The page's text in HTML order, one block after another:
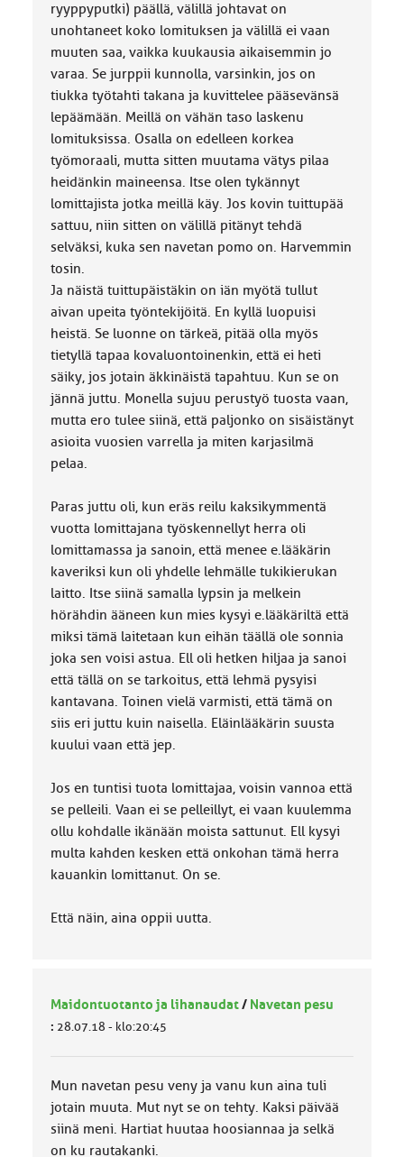
ryyppyputki) päällä, välillä johtavat on
unohtaneet koko lomituksen ja välillä ei vaan
muuten saa, vaikka kuukausia aikaisemmin jo
varaa. Se jurppii kunnolla, varsinkin, jos on
tiukka työtahti takana ja kuvittelee pääsevänsä
lepäämään. Meillä on vähän taso laskenu
lomituksissa. Osalla on edelleen korkea
työmoraali, mutta sitten muutama vätys pilaa
heidänkin maineensa. Itse olen tykännyt
lomittajista jotka meillä käy. Jos kovin tuittupää
sattuu, niin sitten on välillä pitänyt tehdä
selväksi, kuka sen navetan pomo on. Harvemmin
tosin.
Ja näistä tuittupäistäkin on iän myötä tullut
aivan upeita työntekijöitä. En kyllä luopuisi
heistä. Se luonne on tärkeä, pitää olla myös
tietyllä tapaa kovaluontoinenkin, että ei heti
säiky, jos jotain äkkinäistä tapahtuu. Kun se on
jännä juttu. Monella sujuu perustyö tuosta vaan,
mutta ero tulee siinä, että paljonko on sisäistänyt
asioita vuosien varrella ja miten karjasilmä
pelaa.
Paras juttu oli, kun eräs reilu kaksikymmentä
vuotta lomittajana työskennellyt herra oli
lomittamassa ja sanoin, että menee e.lääkärin
kaveriksi kun oli yhdelle lehmälle tukikierukan
laitto. Itse siinä samalla lypsin ja melkein
hörähdin ääneen kun mies kysyi e.lääkäriltä että
miksi tämä laitetaan kun eihän täällä ole sonnia
joka sen voisi astua. Ell oli hetken hiljaa ja sanoi
että tällä on se tarkoitus, että lehmä pysyisi
kantavana. Toinen vielä varmisti, että tämä on
siis eri juttu kuin naisella. Eläinlääkärin suusta
kuului vaan että jep.
Jos en tuntisi tuota lomittajaa, voisin vannoa että
se pelleili. Vaan ei se pelleillyt, ei vaan kuulemma
ollu kohdalle ikänään moista sattunut. Ell kysyi
multa kahden kesken että onkohan tämä herra
kauankin lomittanut. On se.
Että näin, aina oppii uutta.
Maidontuotanto ja lihanaudat/ Navetan pesu
: 28.07.18 - klo:20:45
Mun navetan pesu veny ja vanu kun aina tuli
jotain muuta. Mut nyt se on tehty. Kaksi päivää
siinä meni. Hartiat huutaa hoosiannaa ja selkä
on ku rautakanki.